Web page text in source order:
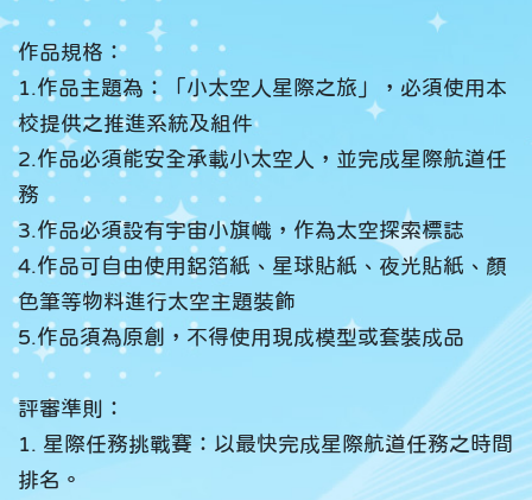
作品規格：
1.作品主題為：「小太空人星際之旅」，必須使用本
校提供之推進系統及組件
2.作品必須能安全承載小太空人，並完成星際航道任
務
3.作品必須設有宇宙小旗幟，作為太空探索標誌
4.作品可自由使用鋁箔紙、星球貼紙、夜光貼紙、顏
色筆等物料進行太空主題裝飾
5.作品須為原創，不得使用現成模型或套裝成品
評審準則：
1. 星際任務挑戰賽：以最快完成星際航道任務之時間
排名。